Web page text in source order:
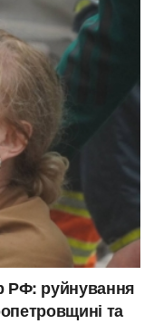
РФ: руйнування
та